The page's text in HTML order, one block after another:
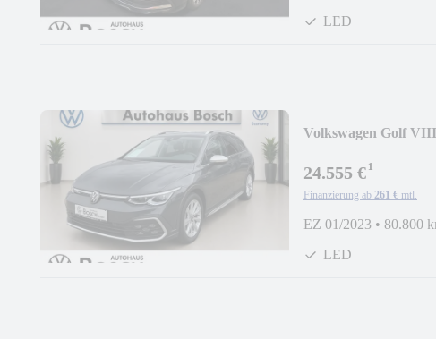
LED
Volkswagen Golf
24.555 €¹
Finanzierung ab 261 € mtl.
EZ 01/2023 • 80.800
LED